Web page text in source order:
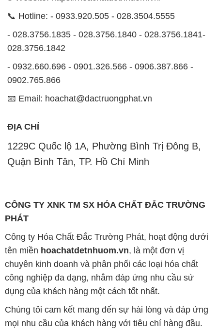
0902.765.866
📧 Email: hoachat@dactruongphat.vn
ĐỊA CHỈ
1229C Quốc lộ 1A, Phường Bình Trị Đông B,
Quận Bình Tân, TP. Hồ Chí Minh
CÔNG TY XNK TM SX HÓA CHẤT ĐẮC TRƯỜNG
PHÁT
chuyên kinh doanh và phân phối các loại hóa chất
công nghiệp đa dạng, nhằm đáp ứng nhu cầu sử
dụng của khách hàng một cách tốt nhất.
Chúng tôi cam kết mang đến sự hài lòng và đáp ứng
mọi nhu cầu của khách hàng với tiêu chí hàng đầu.
Chúng tôi cung cấp những sản phẩm hóa chất với
chất lượng cao và giá thành hợp lý, nhằm đảm bảo
sự thành công của khách hàng.
Uy tín là một trong những nguyên tắc quan trọng